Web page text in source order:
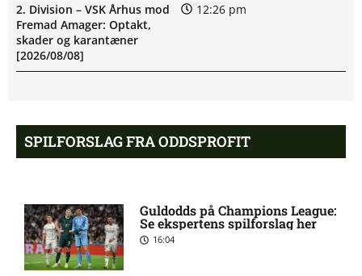
2. Division – VSK Århus mod
Fremad Amager: Optakt,
skader og karantæner
[2026/08/08]
12:26 pm
AB: Optakt, skader og
karantæner [2026/08/08]
mod HB Køge: Optakt,
forventede opstillinger,
skader og karantæner
[2026/08/08]
SPILFORSLAG FRA ODDSPROFIT
Guldodds på Champions League:
Se ekspertens spilforslag her
16:04